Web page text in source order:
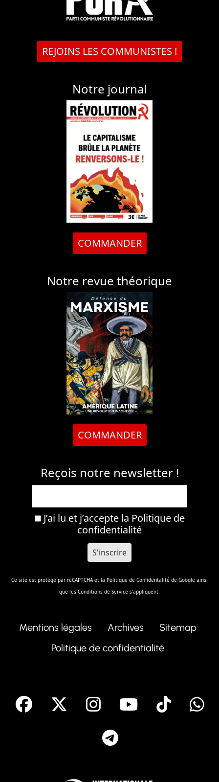
REJOINS LES COMMUNISTES !
Notre journal
COMMANDER
Notre revue théorique
COMMANDER
Reçois notre newsletter !
J’ai lu et j’accepte la Politique de
confidentialité
Ce site est protégé par reCAPTCHA et la Politique de Confidentalité de Google ainsi
que les Conditions de Service s'appliquent.
Mentions légales Archives
Sitemap
Politique de confidentialité
facebook Instagram
Youtube
Tik